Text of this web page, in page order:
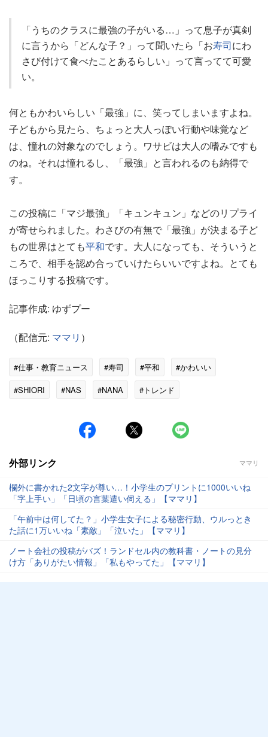
「うちのクラスに最強の子がいる…」って息子が真剣
に言うから「どんな子？」って聞いたら「お寿司にわ
さび付けて食べたことあるらしい」って言ってて可愛
い。
何ともかわいらしい「最強」に、笑ってしまいますよね。
子どもから見たら、ちょっと大人っぽい行動や味覚など
は、憧れの対象なのでしょう。ワサビは大人の嗜みですも
のね。それは憧れるし、「最強」と言われるのも納得で
す。
この投稿に「マジ最強」「キュンキュン」などのリプライ
が寄せられました。わさびの有無で「最強」が決まる子ど
もの世界はとても平和です。大人になっても、そういうと
ころで、相手を認め合っていけたらいいですよね。とても
ほっこりする投稿です。
記事作成: ゆずプー
（配信元: ママリ ）
#仕事・教育ニュース #寿司 #平和
#かわいい
#SHIORI
#NAS #NANA #トレンド
外部リンク ママリ
欄外に書かれた2文字が尊い…！小学生のプリントに1000いいね
「字上手い」「日頃の言葉遣い伺える」【ママリ】
「午前中は何してた？」小学生女子による秘密行動、ウルっとき
た話に1万いいね「素敵」「泣いた」【ママリ】
ノート会社の投稿がバズ！ランドセル内の教科書・ノートの見分
け方「ありがたい情報」「私もやってた」【ママリ】